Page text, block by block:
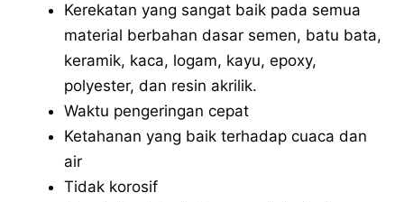
Kerekatan yang sangat baik pada semua
material berbahan dasar semen, batu bata,
keramik, kaca, logam, kayu, epoxy,
polyester, dan resin akrilik.
Waktu pengeringan cepat
Ketahanan yang baik terhadap cuaca dan
air
Tidak korosif